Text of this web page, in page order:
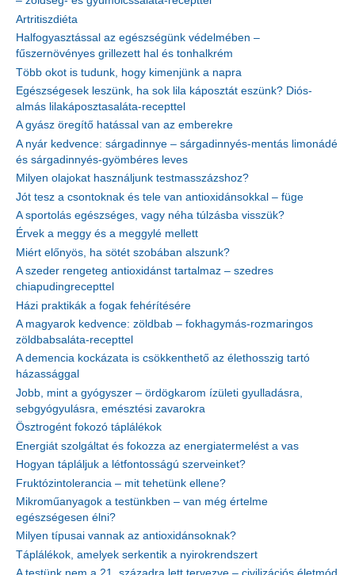
Artritiszdiéta
Halfogyasztással az egészségünk védelmében –
fűszernövényes grillezett hal és tonhalkrém
Több okot is tudunk, hogy kimenjünk a napra
Egészségesek leszünk, ha sok lila káposztát eszünk? Diós-
almás lilakáposztasaláta-recepttel
A gyász öregítő hatással van az emberekre
A nyár kedvence: sárgadinnye – sárgadinnyés-mentás limonádé
és sárgadinnyés-gyömbéres leves
Milyen olajokat használjunk testmasszázshoz?
Jót tesz a csontoknak és tele van antioxidánsokkal – füge
A sportolás egészséges, vagy néha túlzásba visszük?
Érvek a meggy és a meggylé mellett
Miért előnyös, ha sötét szobában alszunk?
A szeder rengeteg antioxidánst tartalmaz – szedres
chiapudingrecepttel
Házi praktikák a fogak fehérítésére
A magyarok kedvence: zöldbab – fokhagymás-rozmaringos
zöldbabsaláta-recepttel
A demencia kockázata is csökkenthető az élethosszig tartó
házassággal
Jobb, mint a gyógyszer – ördögkarom ízületi gyulladásra,
sebgyógyulásra, emésztési zavarokra
Ösztrogént fokozó táplálékok
Energiát szolgáltat és fokozza az energiatermelést a vas
Hogyan tápláljuk a létfontosságú szerveinket?
Fruktózintolerancia – mit tehetünk ellene?
Mikroműanyagok a testünkben – van még értelme
egészségesen élni?
Milyen típusai vannak az antioxidánsoknak?
Táplálékok, amelyek serkentik a nyirokrendszert